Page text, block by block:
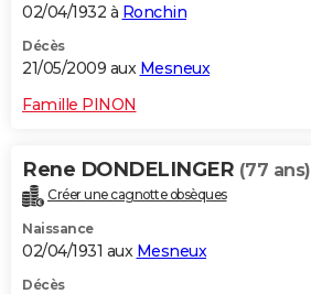
02/04/1932 à Ronchin
Décès
21/05/2009 aux Mesneux
Famille PINON
Rene DONDELINGER (77 ans)
Créer une cagnotte obsèques
Naissance
02/04/1931 aux Mesneux
Décès